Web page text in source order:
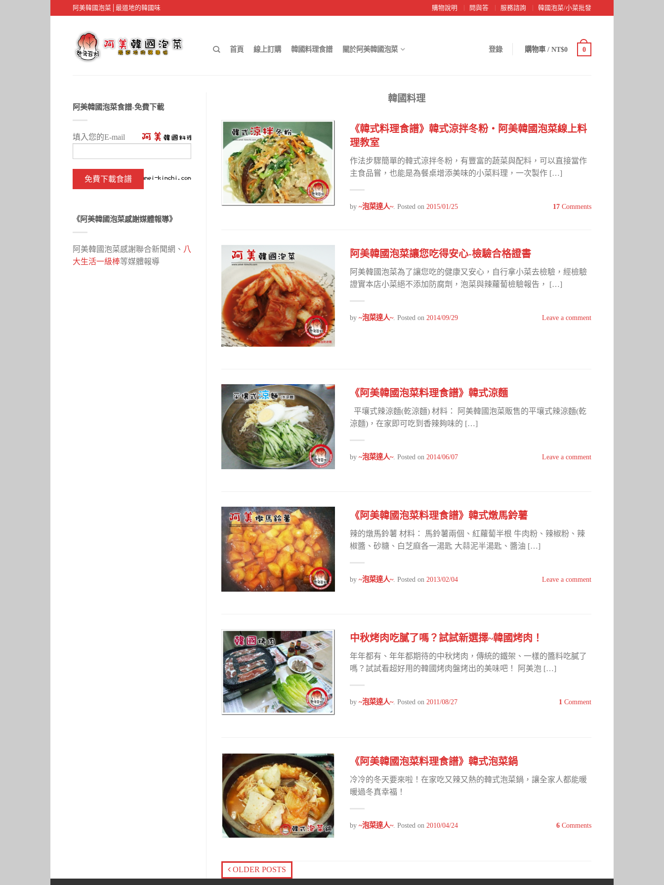
阿美韓國泡菜│最道地的韓國味 購物說明 問與答 服務諮詢 韓國泡菜/小菜批發
首頁 線上訂購 韓國料理食譜 關於阿美韓國泡菜 登錄 購物車 / NT$0 0
韓國料理
《韓式料理食譜》韓式涼拌冬粉‧阿美韓國泡菜線上料
理教室
作法步驟簡單的韓式涼拌冬粉，有豐富的蔬菜與配料，可以直接當作
主食品嘗，也能是為餐桌增添美味的小菜料理，一次製作 […]
by ~泡菜達人~. Posted on 2015/01/25 17 Comments
阿美韓國泡菜讓您吃得安心-檢驗合格證書
阿美韓國泡菜為了讓您吃的健康又安心，自行拿小菜去檢驗，經檢驗
證實本店小菜絕不添加防腐劑，泡菜與辣蘿蔔檢驗報告， […]
by ~泡菜達人~. Posted on 2014/09/29 Leave a comment
《阿美韓國泡菜料理食譜》韓式涼麵
平壤式辣涼麵(乾涼麵) 材料： 阿美韓國泡菜販售的平壤式辣涼麵(乾
涼麵)，在家即可吃到香辣夠味的 […]
by ~泡菜達人~. Posted on 2014/06/07 Leave a comment
《阿美韓國泡菜料理食譜》韓式燉馬鈴薯
辣的燉馬鈴薯 材料： 馬鈴薯兩個、紅蘿蔔半根 牛肉粉、辣椒粉、辣
椒醬、砂糖、白芝麻各一湯匙 大蒜泥半湯匙、醬油 […]
by ~泡菜達人~. Posted on 2013/02/04 Leave a comment
中秋烤肉吃膩了嗎？試試新選擇~韓國烤肉！
年年都有、年年都期待的中秋烤肉，傳統的鐵架、一樣的醬料吃膩了
嗎？試試看超好用的韓國烤肉盤烤出的美味吧！ 阿美泡 […]
by ~泡菜達人~. Posted on 2011/08/27 1 Comment
《阿美韓國泡菜料理食譜》韓式泡菜鍋
冷冷的冬天要來啦！在家吃又辣又熱的韓式泡菜鍋，讓全家人都能暖
暖過冬真幸福！
by ~泡菜達人~. Posted on 2010/04/24 6 Comments
OLDER POSTS
阿美韓國泡菜食譜-免費下載
填入您的E-mail
《阿美韓國泡菜感謝媒體報導》
阿美韓國泡菜感謝聯合新聞網、 八
大生活一級棒等媒體報導